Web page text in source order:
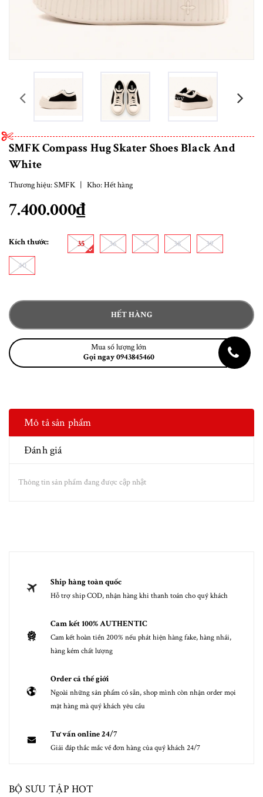
prev
SMFK Compass Hug Skater Shoes Black And
White
Thương hiệu:SMFK | Kho:Hết hàng
7.400.000₫
Kích thước: 35 36 37 38 39
40
HẾT HÀNG
Mua số lượng lớn
Gọi ngay 0943845460
Mô tả sản phẩm
Đánh giá
Thông tin sản phẩm đang được cập nhật
Ship hàng toàn quốc
Hỗ trợ ship COD, nhận hàng khi thanh toán cho quý khách
Cam kết 100% AUTHENTIC
Cam kết hoàn tiền 200% nếu phát hiện hàng fake, hàng nhái,
hàng kém chất lượng
Order cả thế giới
Ngoài những sản phẩm có sẵn, shop mình còn nhận order mọi
mặt hàng mà quý khách yêu cầu
Tư vấn online 24/7
Giải đáp thắc mắc về đơn hàng của quý khách 24/7
BỘ SƯU TẬP HOT